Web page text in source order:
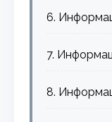
6.
7.
8.